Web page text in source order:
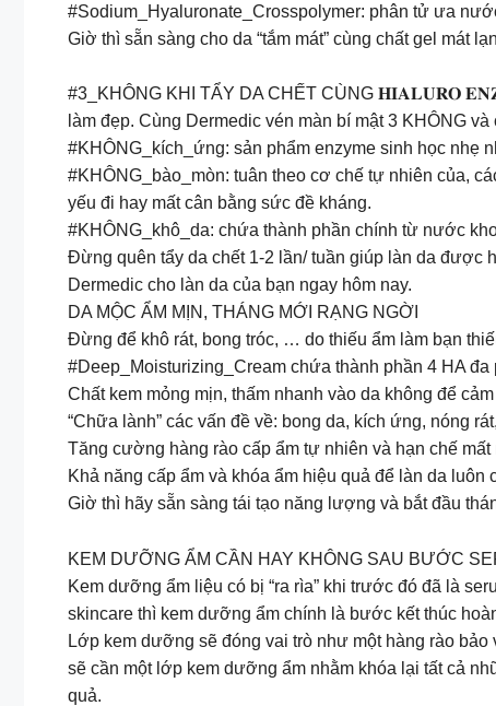
#Sodium_Hyaluronate_Crosspolymer: phân tử ưa
Giờ thì sẵn sàng cho da “tắm mát” cùng chất gel mát
#3_KHÔNG KHI TẨY DA CHẾT CÙNG 𝐇𝐈𝐀𝐋𝐔𝐑𝐎
làm đẹp. Cùng Dermedic vén màn bí mật 3 KHÔNG
#KHÔNG_kích_ứng: sản phẩm enzyme sinh học nhẹ
#KHÔNG_bào_mòn: tuân theo cơ chế tự nhiên của,
yếu đi hay mất cân bằng sức đề kháng.
#KHÔNG_khô_da: chứa thành phần chính từ nước
Đừng quên tẩy da chết 1-2 lần/ tuần giúp làn da được
Dermedic cho làn da của bạn ngay hôm nay.
DA MỘC ẨM MỊN, THÁNG MỚI RẠNG NGỜI
Đừng để khô rát, bong tróc, … do thiếu ẩm làm bạn
#Deep_Moisturizing_Cream chứa thành phần 4 HA
Chất kem mỏng mịn, thấm nhanh vào da không để
“Chữa lành” các vấn đề về: bong da, kích ứng, nóng
Tăng cường hàng rào cấp ẩm tự nhiên và hạn chế
Khả năng cấp ẩm và khóa ẩm hiệu quả để làn da luôn
Giờ thì hãy sẵn sàng tái tạo năng lượng và bắt đầu
KEM DƯỠNG ẨM CẦN HAY KHÔNG SAU BƯỚC
Kem dưỡng ẩm liệu có bị “ra rìa” khi trước đó đã là
skincare thì kem dưỡng ẩm chính là bước kết thúc
Lớp kem dưỡng sẽ đóng vai trò như một hàng rào
sẽ cần một lớp kem dưỡng ẩm nhằm khóa lại tất cả
quả.